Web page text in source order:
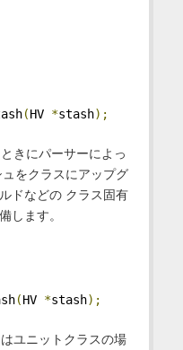
(HV *stash);
きにパーサーによっ
をクラスにアップグ
ドなどの クラス固有
します。
(HV *stash);
ユニットクラスの場